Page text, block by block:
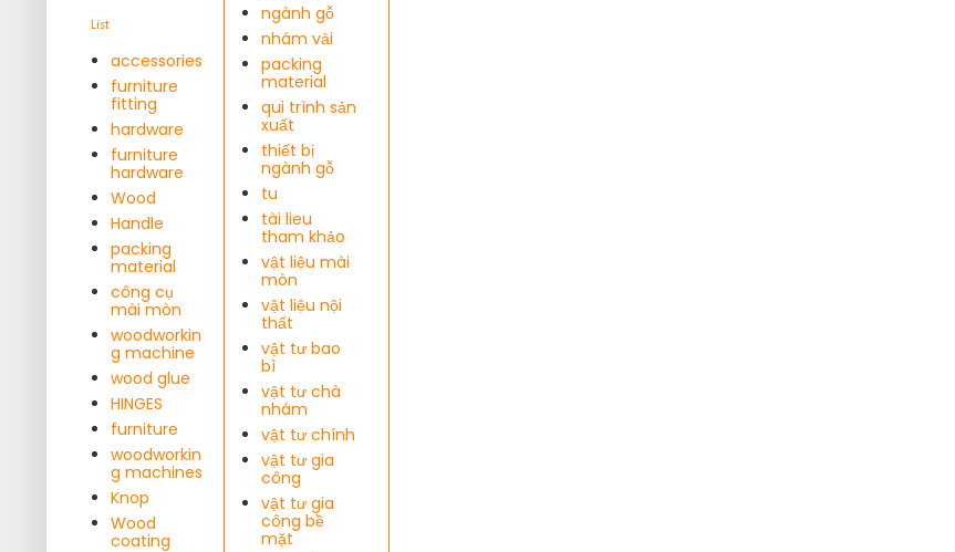
List
accessories
furniture
fitting
hardware
furniture
hardware
Wood
Handle
packing
material
công cụ
mài mòn
woodworkin
g machine
wood glue
HINGES
furniture
woodworkin
g machines
Knop
Wood
coating
ngành gỗ
nhám vải
packing
material
qui trình sản
xuất
thiết bị
ngành gỗ
tu
tài lieu
tham khảo
vật liệu mài
mòn
vật liệu nội
thất
vật tư bao
bì
vật tư chà
nhám
vật tư chính
vật tư gia
công
vật tư gia
công bề
mặt